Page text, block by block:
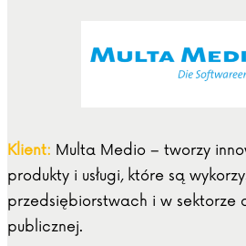
Klient: Multa Medio – tworzy
produkty i usługi, które są
przedsiębiorstwach i w sektorze
publicznej.